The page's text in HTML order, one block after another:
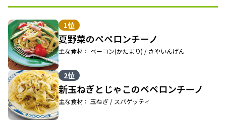
1位
夏野菜のペペロンチーノ
主な食材： ベーコン(かたまり) / さやいんげん
2位
新玉ねぎとじゃこのペペロンチーノ
主な食材： 玉ねぎ / スパゲッティ